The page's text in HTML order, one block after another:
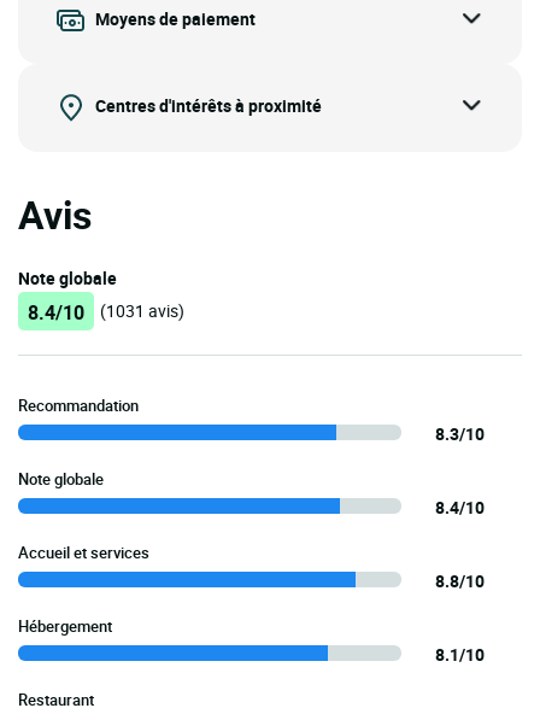
Moyens de paiement
Centres d'intérêts à proximité
Avis
Note globale
8.4/10 (1031 avis)
Recommandation
8.3/10
Note globale
8.4/10
Accueil et services
8.8/10
Hébergement
8.1/10
Restaurant